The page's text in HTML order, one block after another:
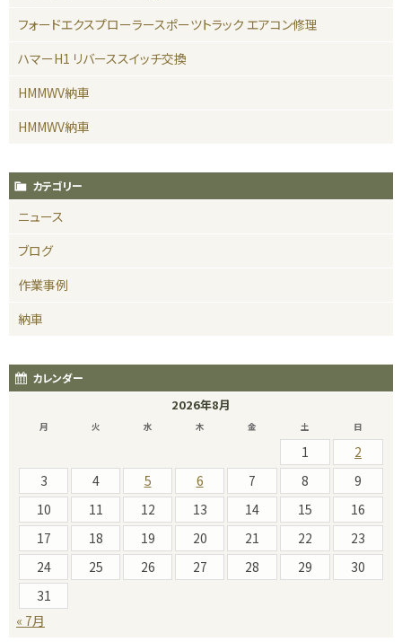
フォードエクスプローラースポーツトラック エアコン修理
ハマーH1 リバーススイッチ交換
HMMWV納車
HMMWV納車
カテゴリー
ニュース
ブログ
作業事例
納車
カレンダー
2026年8月
月 火 水 木 金 土 日
1
2
3
4 5 6 7 8
9
10
11 12 13 14 15
16
17
18 19 20 21 22
23
24
25 26 27 28 29
30
31
« 7月